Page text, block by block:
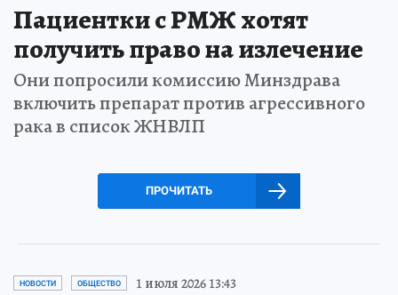
Пациентки с РМЖ хотят
получить право на излечение
Они попросили комиссию Минздрава
включить препарат против агрессивного
рака в список ЖНВЛП
ПРОЧИТАТЬ
НОВОСТИ ОБЩЕСТВО 1 июля 2026 13:43